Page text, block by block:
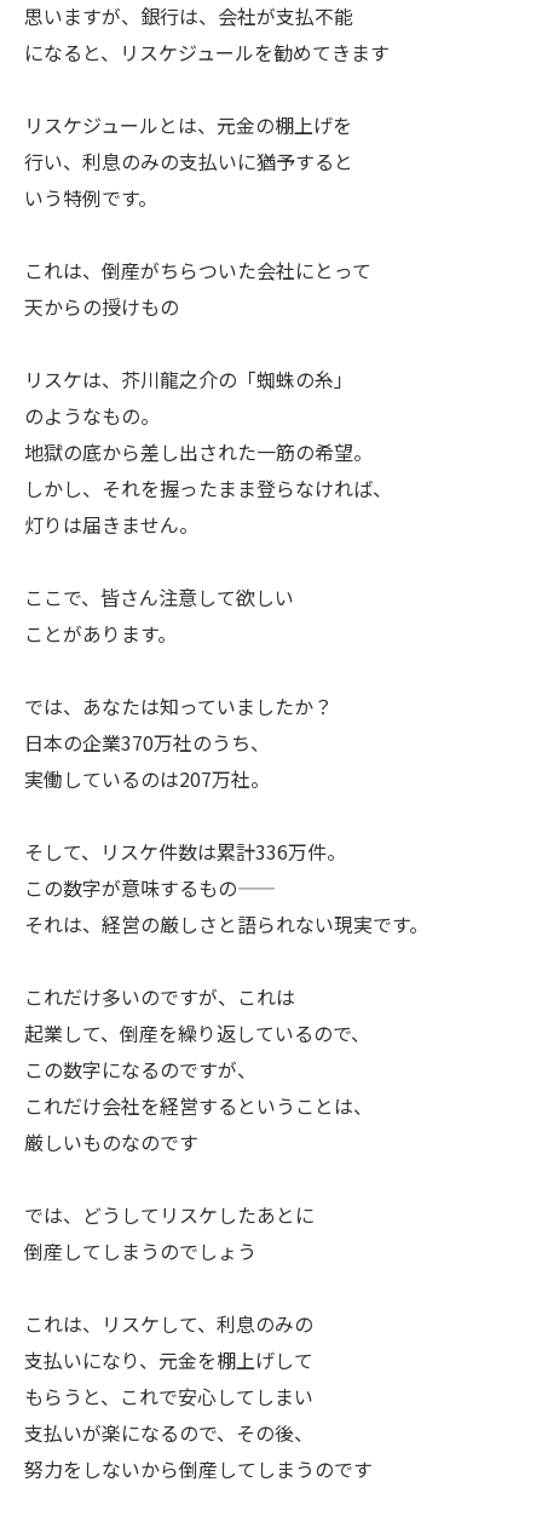
思いますが、銀行は、会社が支払不能
になると、リスケジュールを勧めてきます
リスケジュールとは、元金の棚上げを
行い、利息のみの支払いに猶予すると
いう特例です。
これは、倒産がちらついた会社にとって
天からの授けもの
リスケは、芥川龍之介の「蜘蛛の糸」
のようなもの。
地獄の底から差し出された一筋の希望。
しかし、それを握ったまま登らなければ、
灯りは届きません。
ここで、皆さん注意して欲しい
ことがあります。
では、あなたは知っていましたか？
日本の企業370万社のうち、
実働しているのは207万社。
そして、リスケ件数は累計336万件。
この数字が意味するもの——
それは、経営の厳しさと語られない現実です。
これだけ多いのですが、これは
起業して、倒産を繰り返しているので、
この数字になるのですが、
これだけ会社を経営するということは、
厳しいものなのです
では、どうしてリスケしたあとに
倒産してしまうのでしょう
これは、リスケして、利息のみの
支払いになり、元金を棚上げして
もらうと、これで安心してしまい
支払いが楽になるので、その後、
努力をしないから倒産してしまうのです